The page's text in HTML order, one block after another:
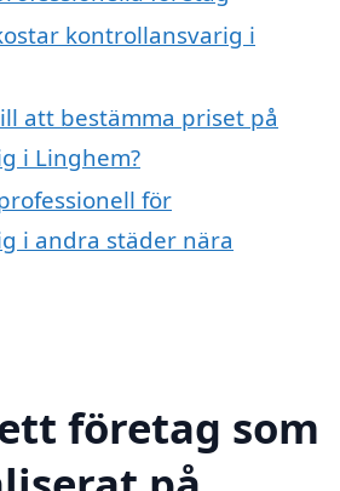
kontrollansvarig i
att bestämma priset på
i Linghem?
för
i andra städer nära
företag som